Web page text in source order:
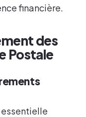
financière.
des
Postale